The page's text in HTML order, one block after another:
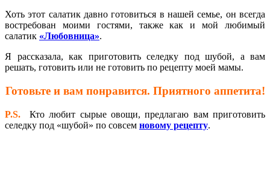
Хоть этот салатик давно готовиться в нашей семье, он всегда
востребован моими гостями, также как и мой любимый
салатик «Любовница».
Я рассказала, как приготовить селедку под шубой, а вам
решать, готовить или не готовить по рецепту моей мамы.
Готовьте и вам понравится. Приятного аппетита!
P.S.
Кто любит сырые овощи, предлагаю вам приготовить
селедку под «шубой» по совсем новому рецепту.